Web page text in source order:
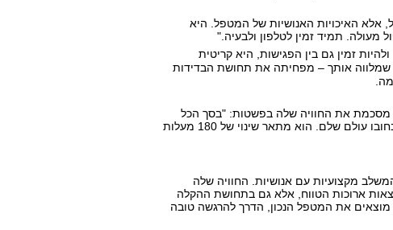
אלא האיכויות האנושיות של המטפל. היא
מעולה. תמיד זמין לטלפון ולבעיה."
זמין גם בין הפגישות, היא קריטית
שמלווה אותך – מפחיתה את תחושת הבדידות
מסכמת את החוויה שלה בפשטות: "בסך הכל
מסיימת טיפול בהרגשה מעולה." המשפט הזה, על אף פשטותו, טומן בחובו עולם שלם. הוא מתאר שינוי של 180 מעלות
מקצועיות עם אנושיות. החוויה שלה
ארוכות הטווח, אלא גם בתחושת ההקלה
מוצאים את המטפל הנכון, הדרך להרגשה טובה